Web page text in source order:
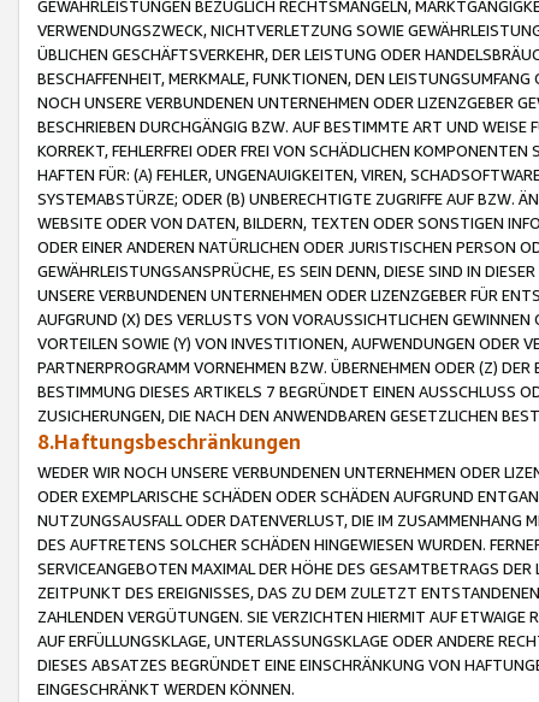
GEWÄHRLEISTUNGEN BEZÜGLICH RECHTSMÄNGELN,
VERWENDUNGSZWECK, NICHTVERLETZUNG SOWIE
ÜBLICHEN GESCHÄFTSVERKEHR, DER LEISTUNG ODER
BESCHAFFENHEIT, MERKMALE, FUNKTIONEN, DEN
NOCH UNSERE VERBUNDENEN UNTERNEHMEN ODER LIZENZGEBER
BESCHRIEBEN DURCHGÄNGIG BZW. AUF BESTIMMTE ART UND
KORREKT, FEHLERFREI ODER FREI VON SCHÄDLICHEN
HAFTEN FÜR: (A) FEHLER, UNGENAUIGKEITEN, VIREN,
SYSTEMABSTÜRZE; ODER (B) UNBERECHTIGTE ZUGRIFFE AUF BZW.
WEBSITE ODER VON DATEN, BILDERN, TEXTEN ODER SONSTIGEN
ODER EINER ANDEREN NATÜRLICHEN ODER JURISTISCHEN PERSON
GEWÄHRLEISTUNGSANSPRÜCHE, ES SEIN DENN, DIESE SIND IN
UNSERE VERBUNDENEN UNTERNEHMEN ODER LIZENZGEBER FÜR
AUFGRUND (X) DES VERLUSTS VON VORAUSSICHTLICHEN
VORTEILEN SOWIE (Y) VON INVESTITIONEN, AUFWENDUNGEN ODER
PARTNERPROGRAMM VORNEHMEN BZW. ÜBERNEHMEN ODER (Z)
BESTIMMUNG DIESES ARTIKELS 7 BEGRÜNDET EINEN AUSSCHLUSS
ZUSICHERUNGEN, DIE NACH DEN ANWENDBAREN GESETZLICHEN
8.Haftungsbeschränkungen
WEDER WIR NOCH UNSERE VERBUNDENEN UNTERNEHMEN ODER
ODER EXEMPLARISCHE SCHÄDEN ODER SCHÄDEN AUFGRUND
NUTZUNGSAUSFALL ODER DATENVERLUST, DIE IM ZUSAMMENHANG
DES AUFTRETENS SOLCHER SCHÄDEN HINGEWIESEN WURDEN.
SERVICEANGEBOTEN MAXIMAL DER HÖHE DES GESAMTBETRAGS
ZEITPUNKT DES EREIGNISSES, DAS ZU DEM ZULETZT
ZAHLENDEN VERGÜTUNGEN. SIE VERZICHTEN HIERMIT AUF
AUF ERFÜLLUNGSKLAGE, UNTERLASSUNGSKLAGE ODER ANDERE
DIESES ABSATZES BEGRÜNDET EINE EINSCHRÄNKUNG VON
EINGESCHRÄNKT WERDEN KÖNNEN.